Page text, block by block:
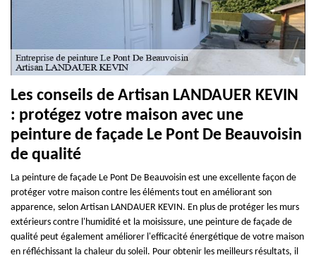
Les conseils de Artisan LANDAUER KEVIN
: protégez votre maison avec une
peinture de façade Le Pont De Beauvoisin
de qualité
La peinture de façade Le Pont De Beauvoisin est une excellente façon de
protéger votre maison contre les éléments tout en améliorant son
apparence, selon Artisan LANDAUER KEVIN. En plus de protéger les murs
extérieurs contre l'humidité et la moisissure, une peinture de façade de
qualité peut également améliorer l'efficacité énergétique de votre maison
en réfléchissant la chaleur du soleil. Pour obtenir les meilleurs résultats, il